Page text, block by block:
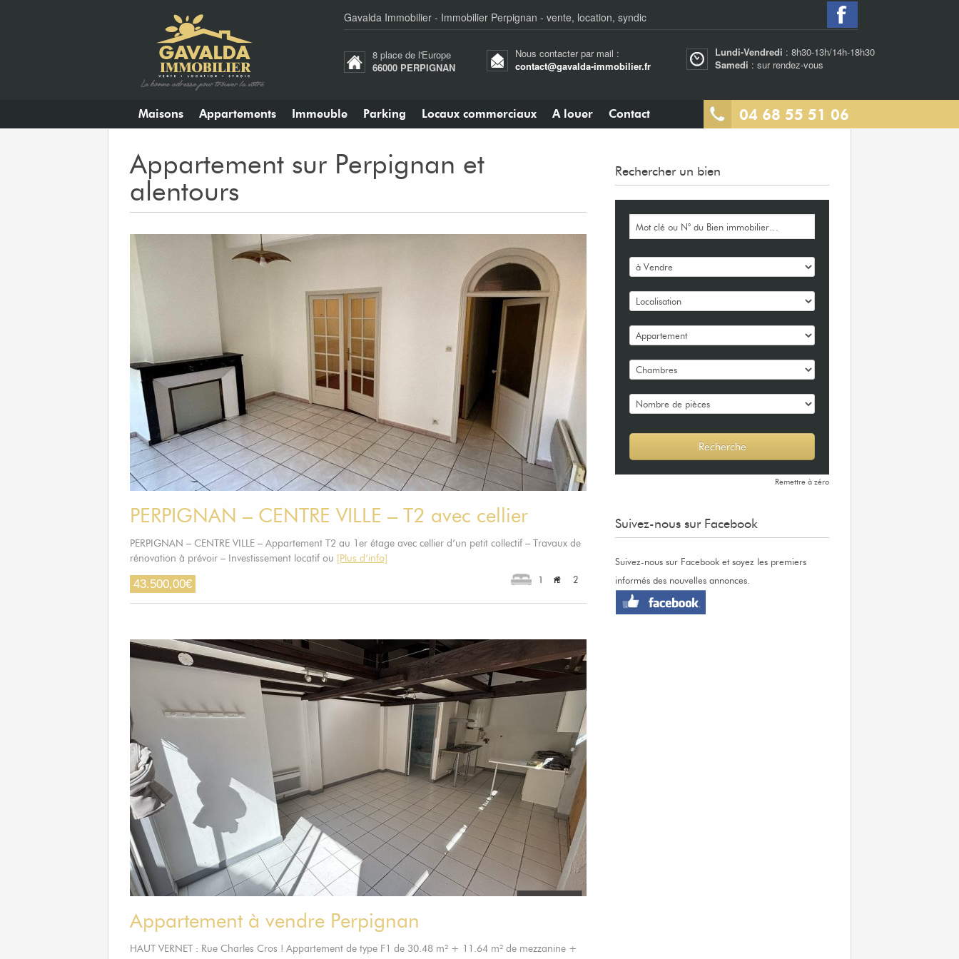
Gavalda Immobilier - Immobilier Perpignan - vente, location, syndic
8 place de l'Europe
66000 PERPIGNAN
Nous contacter par mail :
contact@gavalda-immobilier.fr
Lundi-Vendredi : 8h30-13h/14h-18h30
Samedi : sur rendez-vous
04 68 55 51 06
Maisons Appartements Immeuble Parking Locaux commerciaux A louer Contact
Appartement sur Perpignan et
alentours
PERPIGNAN – CENTRE VILLE – T2 avec cellier
PERPIGNAN – CENTRE VILLE – Appartement T2 au 1er étage avec cellier d’un petit collectif – Travaux de
rénovation à prévoir – Investissement locatif ou [Plus d’info]
1 2
43.500,00€
Appartement à vendre Perpignan
HAUT VERNET : Rue Charles Cros ! Appartement de type F1 de 30.48 m² + 11.64 m² de mezzanine +
Rechercher un bien
Remettre à zéro
Suivez-nous sur Facebook
Suivez-nous sur Facebook et soyez les premiers
informés des nouvelles annonces.